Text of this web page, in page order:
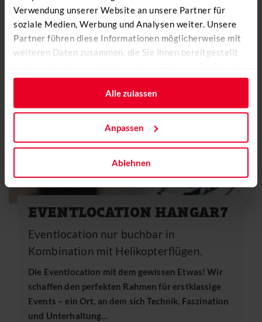
Verwendung unserer Website an unsere Partner für
soziale Medien, Werbung und Analysen weiter. Unsere
Partner führen diese Informationen möglicherweise mit
weiteren Daten zusammen, die Sie ihnen bereitgestellt
gesammelt haben.
Alle zulassen
Anpassen
Ablehnen
EVENTLOCATION HANGAR7
Eventlocation nur buchbar in
Kombination mit Helikopterflügen.
Die Eventlocation mit dem gewissen Etwas! Wir
schaffen den perfekten Rahmen für erstklassige
Events – ein Ort, an dem sich Technik, Faszination
und Unterhaltung…